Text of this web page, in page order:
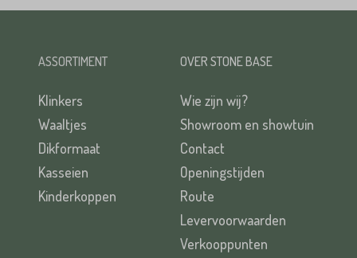
ASSORTIMENT
Klinkers
Waaltjes
Dikformaat
Kasseien
Kinderkoppen
OVER STONE BASE
Wie zijn wij?
Showroom en showtuin
Contact
Openingstijden
Route
Levervoorwaarden
Verkooppunten